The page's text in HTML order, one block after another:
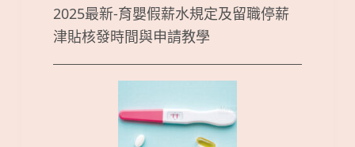
2025最新-育嬰假薪水規定及留職停薪
津貼核發時間與申請教學